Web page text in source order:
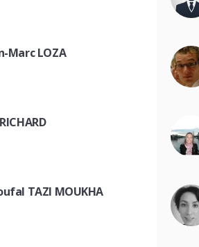
Marc LOZA
TAZI MOUKHA